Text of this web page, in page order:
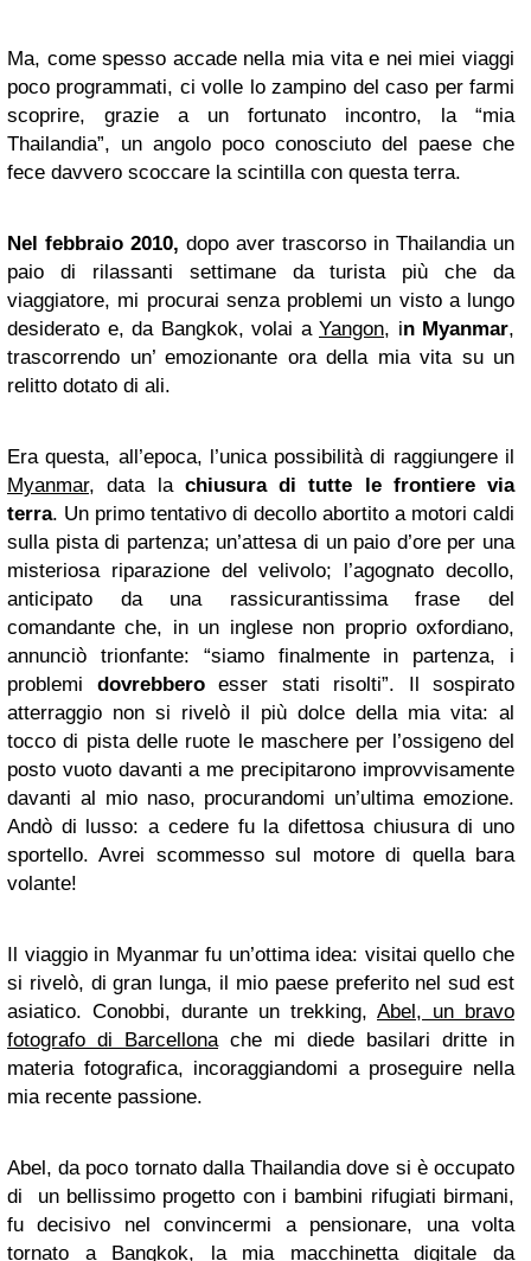
Ma, come spesso accade nella mia vita e nei miei viaggi
poco programmati, ci volle lo zampino del caso per farmi
scoprire, grazie a un fortunato incontro, la “mia
Thailandia”, un angolo poco conosciuto del paese che
fece davvero scoccare la scintilla con questa terra.
Nel febbraio 2010, dopo aver trascorso in Thailandia un
paio di rilassanti settimane da turista più che da
viaggiatore, mi procurai senza problemi un visto a lungo
desiderato e, da Bangkok, volai a Yangon, in Myanmar,
trascorrendo un’ emozionante ora della mia vita su un
relitto dotato di ali.
Era questa, all’epoca, l’unica possibilità di raggiungere il
Myanmar, data la chiusura di tutte le frontiere via
terra. Un primo tentativo di decollo abortito a motori caldi
sulla pista di partenza; un’attesa di un paio d’ore per una
misteriosa riparazione del velivolo; l’agognato decollo,
anticipato da una rassicurantissima frase del
comandante che, in un inglese non proprio oxfordiano,
annunciò trionfante: “siamo finalmente in partenza, i
problemi dovrebberoesser stati risolti”. Il sospirato
atterraggio non si rivelò il più dolce della mia vita: al
tocco di pista delle ruote le maschere per l’ossigeno del
posto vuoto davanti a me precipitarono improvvisamente
davanti al mio naso, procurandomi un’ultima emozione.
Andò di lusso: a cedere fu la difettosa chiusura di uno
sportello. Avrei scommesso sul motore di quella bara
volante!
Il viaggio in Myanmar fu un’ottima idea: visitai quello che
si rivelò, di gran lunga, il mio paese preferito nel sud est
asiatico. Conobbi, durante un trekking, Abel, un bravo
fotografo di Barcellona che mi diede basilari dritte in
materia fotografica, incoraggiandomi a proseguire nella
mia recente passione.
Abel, da poco tornato dalla Thailandia dove si è occupato
di un bellissimo progetto con i bambini rifugiati birmani,
fu decisivo nel convincermi a pensionare, una volta
tornato a Bangkok, la mia macchinetta digitale da